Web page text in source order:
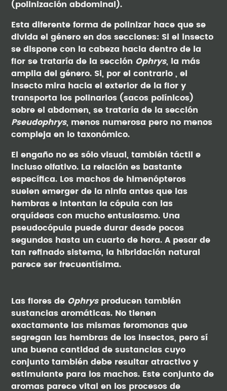
(polinización abdominal).
Esta diferente forma de polinizar hace que se
divida el género en dos secciones: Si el insecto
se dispone con la cabeza hacia dentro de la
flor se trataría de la sección Ophrys, la más
amplia del género. Si, por el contrario , el
insecto mira hacia el exterior de la flor y
transporta los polinarios (sacos polínicos)
sobre el abdomen, se trataría de la sección
Pseudophrys, menos numerosa pero no menos
compleja en lo taxonómico.
El engaño no es sólo visual, también táctil e
incluso olfativo. La relación es bastante
específica. Los machos de himenópteros
suelen emerger de la ninfa antes que las
hembras e intentan la cópula con las
orquídeas con mucho entusiasmo. Una
pseudocópula puede durar desde pocos
segundos hasta un cuarto de hora. A pesar de
tan refinado sistema, la hibridación natural
parece ser frecuentísima.
Las flores de Ophrys producen también
sustancias aromáticas. No tienen
exactamente las mismas feromonas que
segregan las hembras de los insectos, pero sí
una buena cantidad de sustancias cuyo
conjunto también debe resultar atractivo y
estimulante para los machos. Este conjunto de
aromas parece vital en los procesos de